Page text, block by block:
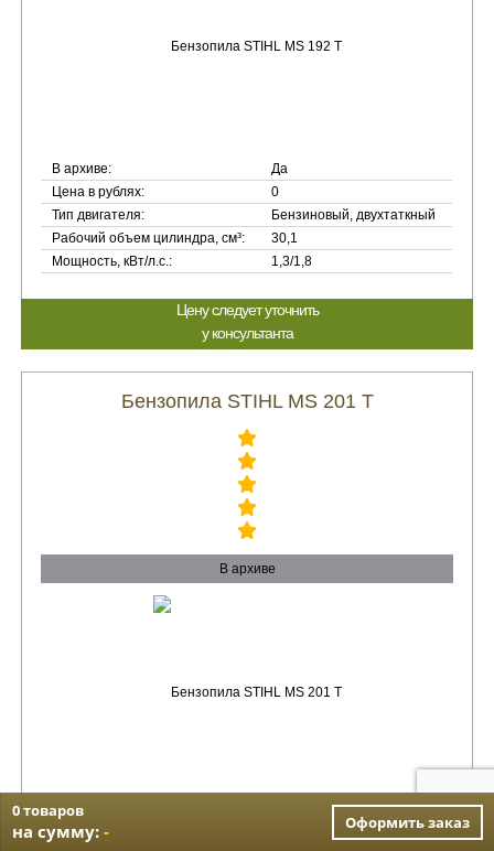
0 товаров
на сумму: - Оформить заказ
В архиве:
Да
Цена в рублях:
0
Тип двигателя:
Бензиновый, двухтаткный
Рабочий объем цилиндра, см³:
30,1
Мощность, кВт/л.с.:
1,3/1,8
Цену следует уточнить
у консультанта
Бензопила STIHL MS 201 T
В архиве
В архиве:
Цена в рублях: